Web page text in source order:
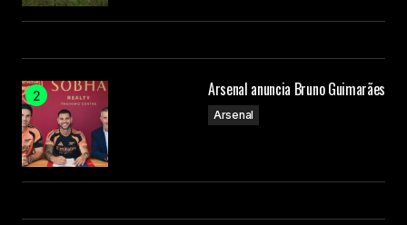
Arsenal anuncia Bruno Guimarães
Arsenal